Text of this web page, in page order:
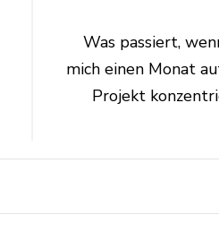
Was passiert,
mich einen Monat
Projekt